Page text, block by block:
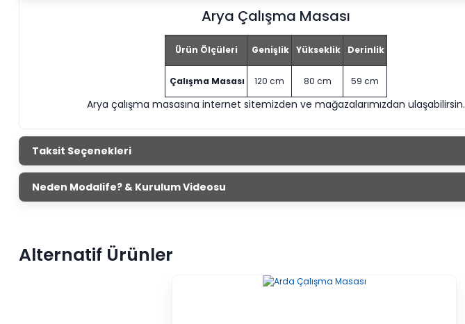
Arya Çalışma Masası
Ürün Ölçüleri Genişlik Yükseklik Derinlik
Çalışma Masası 120 cm 80 cm 59 cm
Arya çalışma masasına internet sitemizden ve mağazalarımızdan ulaşabilirsin.
Taksit Seçenekleri
Neden Modalife? & Kurulum Videosu
Alternatif Ürünler